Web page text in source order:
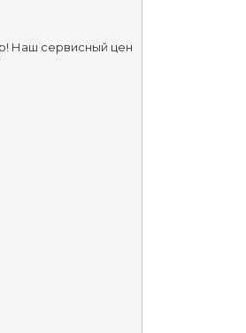
Наш сервисный цен